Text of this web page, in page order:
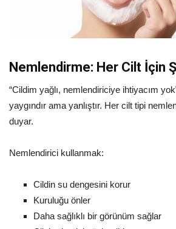
Nemlendirme: Her Cilt İçin
“Cildim yağlı, nemlendiriciye ihtiyacım
yaygındır ama yanlıştır. Her cilt tipi
duyar.
Nemlendirici kullanmak:
Cildin su dengesini korur
Kuruluğu önler
Daha sağlıklı bir görünüm sağlar